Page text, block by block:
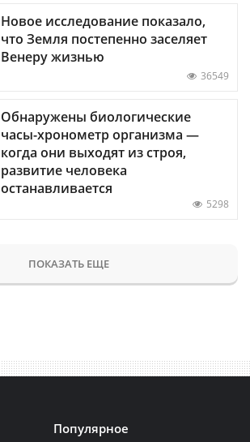
Новое исследование показало,
что Земля постепенно заселяет
Венеру жизнью
36549
Обнаружены биологические
часы-хронометр организма —
когда они выходят из строя,
развитие человека
останавливается
5298
ПОКАЗАТЬ ЕЩЕ
Популярное